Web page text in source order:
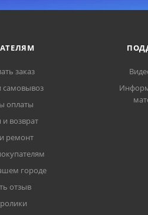
заказ
самовывоз
оплаты
и возврат
ремонт
городе
отзыв